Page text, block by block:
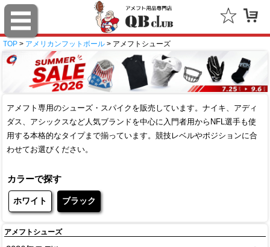
TOP > アメリカンフットボール > アメフトシューズ
アメフト専用のシューズ・スパイクを販売しています。ナイキ、アディ
ダス、アシックスなど人気ブランドを中心に入門者用からNFL選手も使
用する本格的なタイプまで揃っています。競技レベルやポジションに合
わせてお選びください。
カラーで探す
ホワイト ブラック
アメフトシューズ